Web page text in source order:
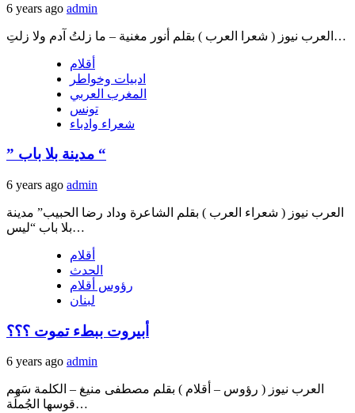
6 years ago admin
العرب نيوز ( شعرا العرب ) بقلم أنور مغنية – ما زلتُ آدم ولا زلتِ…
أقلام
ادبيات وخواطر
المغرب العربي
تونس
شعراء وادباء
” مدينة بلا باب “
6 years ago admin
العرب نيوز ( شعراء العرب ) بقلم الشاعرة وداد رضا الحبيب” مدينة
بلا باب “ليس…
أقلام
الحدث
رؤوس أقلام
لبنان
أبيروت ببطء تموت ؟؟؟
6 years ago admin
العرب نيوز ( رؤوس – أقلام ) بقلم مصطفى منيغ – الكلمة سَهم
قوسها الجُملَة…